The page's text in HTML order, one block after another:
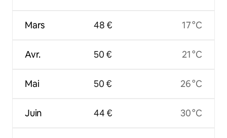
Mars
Avr.
Mai
Juin
48 €
50 €
50 €
44 €
17 °C
21 °C
26 °C
30 °C